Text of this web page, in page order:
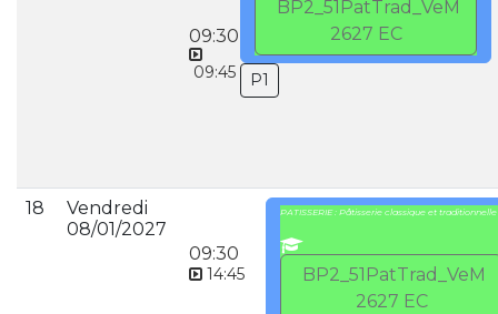
09:30
09:45
BP2_51PatTrad_VeM
2627 EC
P1
18
Vendredi
08/01/2027
09:30
14:45
PATISSERIE : Pâtisserie classique et traditionnelle
BP2_51PatTrad_VeM
2627 EC